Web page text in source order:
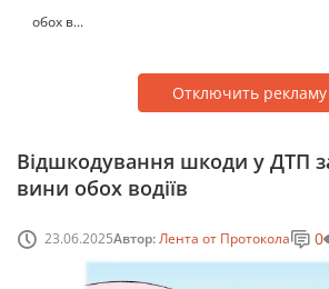
обох в...
Отключить рекламу
Відшкодування шкоди у ДТП
вини обох водіїв
23.06.2025Автор:Лента от Протокола 0